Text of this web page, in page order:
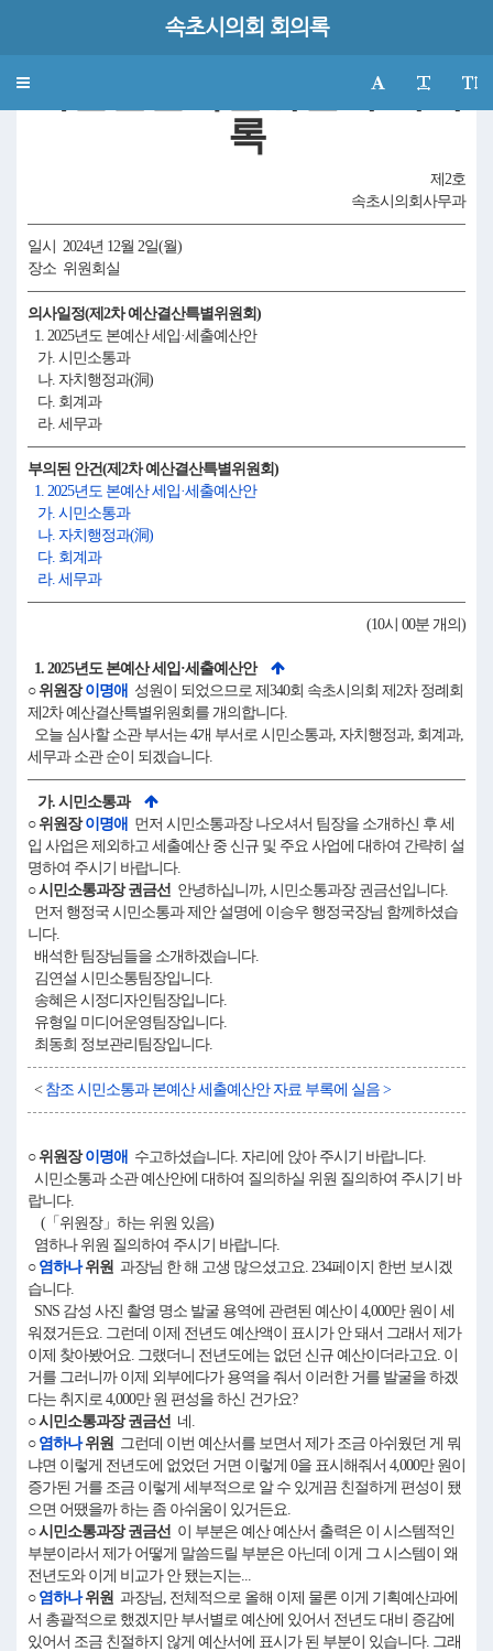
속초시의회 회의록
Toggle
제340회 속초시의회(제2차 정례회)
예산결산특별위원회 회의
록
제2호
속초시의회사무과
일시 2024년 12월 2일(월)
장소 위원회실
의사일정(제2차 예산결산특별위원회)
1. 2025년도 본예산 세입·세출예산안
가. 시민소통과
나. 자치행정과(洞)
다. 회계과
라. 세무과
부의된 안건(제2차 예산결산특별위원회)
1. 2025년도 본예산 세입·세출예산안
가. 시민소통과
나. 자치행정과(洞)
다. 회계과
라. 세무과
(10시 00분 개의)
1. 2025년도 본예산 세입·세출예산안
○ 위원장이명애 성원이 되었으므로 제340회 속초시의회 제2차 정례회
제2차 예산결산특별위원회를 개의합니다.
오늘 심사할 소관 부서는 4개 부서로 시민소통과, 자치행정과, 회계과,
세무과 소관 순이 되겠습니다.
가. 시민소통과
○ 위원장이명애 먼저 시민소통과장 나오셔서 팀장을 소개하신 후 세
입 사업은 제외하고 세출예산 중 신규 및 주요 사업에 대하여 간략히 설
명하여 주시기 바랍니다.
○ 시민소통과장 권금선 안녕하십니까, 시민소통과장 권금선입니다.
먼저 행정국 시민소통과 제안 설명에 이승우 행정국장님 함께하셨습
니다.
배석한 팀장님들을 소개하겠습니다.
김연설 시민소통팀장입니다.
송혜은 시정디자인팀장입니다.
유형일 미디어운영팀장입니다.
최동희 정보관리팀장입니다.
< 참조 시민소통과 본예산 세출예산안 자료 부록에 실음 >
○ 위원장이명애 수고하셨습니다. 자리에 앉아 주시기 바랍니다.
시민소통과 소관 예산안에 대하여 질의하실 위원 질의하여 주시기 바
랍니다.
(「위원장」하는 위원 있음)
염하나 위원 질의하여 주시기 바랍니다.
○ 염하나위원 과장님 한 해 고생 많으셨고요. 234페이지 한번 보시겠
습니다.
SNS 감성 사진 촬영 명소 발굴 용역에 관련된 예산이 4,000만 원이 세
워졌거든요. 그런데 이제 전년도 예산액이 표시가 안 돼서 그래서 제가
이제 찾아봤어요. 그랬더니 전년도에는 없던 신규 예산이더라고요. 이
거를 그러니까 이제 외부에다가 용역을 줘서 이러한 거를 발굴을 하겠
다는 취지로 4,000만 원 편성을 하신 건가요?
○ 시민소통과장 권금선 네.
○ 염하나위원 그런데 이번 예산서를 보면서 제가 조금 아쉬웠던 게 뭐
냐면 이렇게 전년도에 없었던 거면 이렇게 0을 표시해줘서 4,000만 원이
증가된 거를 조금 이렇게 세부적으로 알 수 있게끔 친절하게 편성이 됐
으면 어땠을까 하는 좀 아쉬움이 있거든요.
○ 시민소통과장 권금선 이 부분은 예산 예산서 출력은 이 시스템적인
부분이라서 제가 어떻게 말씀드릴 부분은 아닌데 이게 그 시스템이 왜
전년도와 이게 비교가 안 됐는지는...
○ 염하나위원 과장님, 전체적으로 올해 이제 물론 이게 기획예산과에
서 총괄적으로 했겠지만 부서별로 예산에 있어서 전년도 대비 증감에
있어서 조금 친절하지 않게 예산서에 표시가 된 부분이 있습니다. 그래